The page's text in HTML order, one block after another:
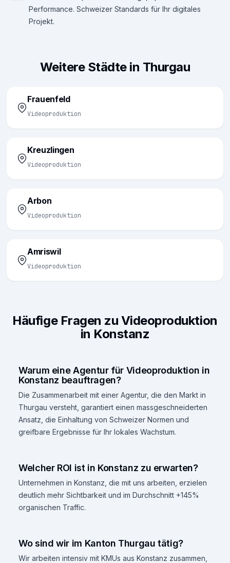
Performance. Schweizer Standards für Ihr digitales
Projekt.
Weitere Städte in Thurgau
Frauenfeld
Videoproduktion
Kreuzlingen
Videoproduktion
Arbon
Videoproduktion
Amriswil
Videoproduktion
Häufige Fragen zu Videoproduktion
in Konstanz
Warum eine Agentur für Videoproduktion in
Konstanz beauftragen?
Die Zusammenarbeit mit einer Agentur, die den Markt in
Thurgau versteht, garantiert einen massgeschneiderten
Ansatz, die Einhaltung von Schweizer Normen und
greifbare Ergebnisse für Ihr lokales Wachstum.
Welcher ROI ist in Konstanz zu erwarten?
Unternehmen in Konstanz, die mit uns arbeiten, erzielen
deutlich mehr Sichtbarkeit und im Durchschnitt +145%
organischen Traffic.
Wo sind wir im Kanton Thurgau tätig?
Wir arbeiten intensiv mit KMUs aus Konstanz zusammen,